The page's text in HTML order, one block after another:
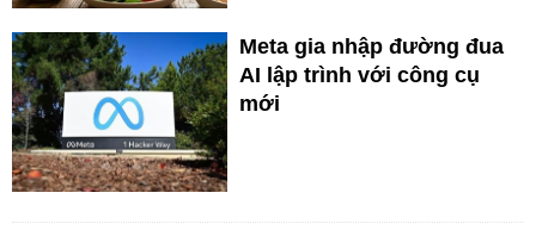
Meta gia nhập đường đua
AI lập trình với công cụ
mới